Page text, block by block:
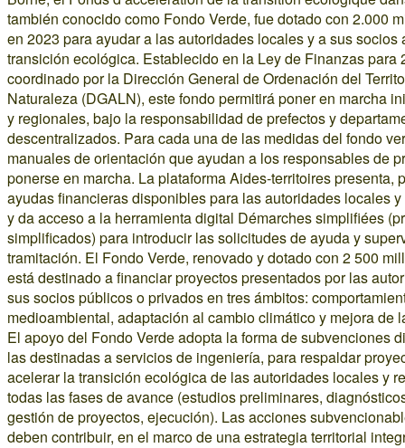
también conocido como Fondo Verde, fue dotado con 2.000
en 2023 para ayudar a las autoridades locales y a sus socios
transición ecológica. Establecido en la Ley de Finanzas para
coordinado por la Dirección General de Ordenación del
Naturaleza (DGALN), este fondo permitirá poner en marcha
y regionales, bajo la responsabilidad de prefectos y
descentralizados. Para cada una de las medidas del fondo
manuales de orientación que ayudan a los responsables de
ponerse en marcha. La plataforma Aides-territoires presenta,
ayudas financieras disponibles para las autoridades locales
y da acceso a la herramienta digital Démarches simplifiées
simplificados) para introducir las solicitudes de ayuda y
tramitación. El Fondo Verde, renovado y dotado con 2 500
está destinado a financiar proyectos presentados por las
sus socios públicos o privados en tres ámbitos:
medioambiental, adaptación al cambio climático y mejora de
El apoyo del Fondo Verde adopta la forma de subvenciones
las destinadas a servicios de ingeniería, para respaldar
acelerar la transición ecológica de las autoridades locales y
todas las fases de avance (estudios preliminares,
gestión de proyectos, ejecución). Las acciones
deben contribuir, en el marco de una estrategia territorial